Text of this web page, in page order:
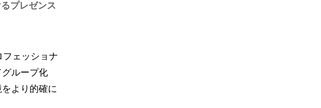
プレゼンス
ェッショナ
ループ化
より的確に